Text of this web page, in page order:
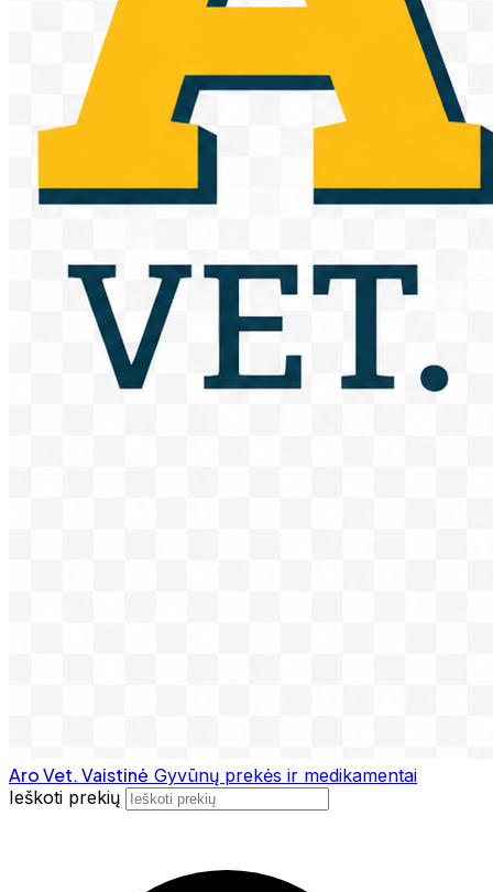
Aro Vet. Vaistinė Gyvūnų prekės ir medikamentai
Ieškoti prekių